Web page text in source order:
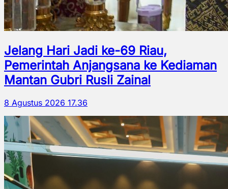
Jelang Hari Jadi ke-69 Riau,
Pemerintah Anjangsana ke Kediaman
Mantan Gubri Rusli Zainal
8 Agustus 2026 17.36